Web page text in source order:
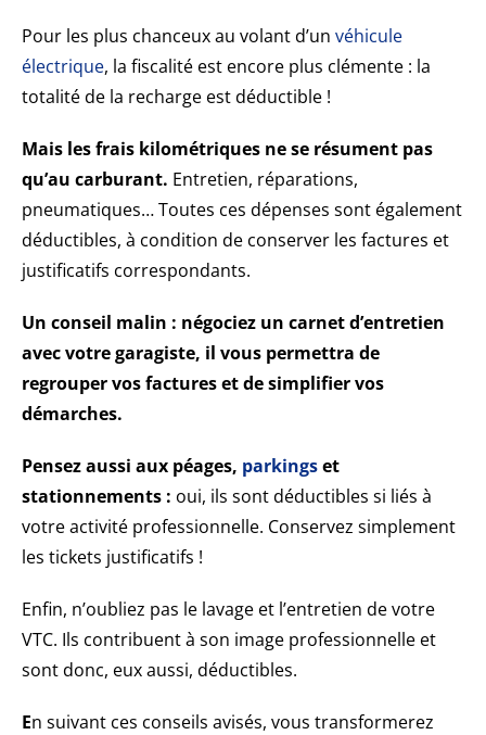
Pour les plus chanceux au volant d’un véhicule
électrique, la fiscalité est encore plus clémente : la
totalité de la recharge est déductible !
Mais les frais kilométriques ne se résument pas
qu’au carburant. Entretien, réparations,
pneumatiques… Toutes ces dépenses sont également
déductibles, à condition de conserver les factures et
justificatifs correspondants.
Un conseil malin : négociez un carnet d’entretien
avec votre garagiste, il vous permettra de
regrouper vos factures et de simplifier vos
démarches.
Pensez aussi aux péages, parkingset
stationnements : oui, ils sont déductibles si liés à
votre activité professionnelle. Conservez simplement
les tickets justificatifs !
Enfin, n’oubliez pas le lavage et l’entretien de votre
VTC. Ils contribuent à son image professionnelle et
sont donc, eux aussi, déductibles.
En suivant ces conseils avisés, vous transformerez